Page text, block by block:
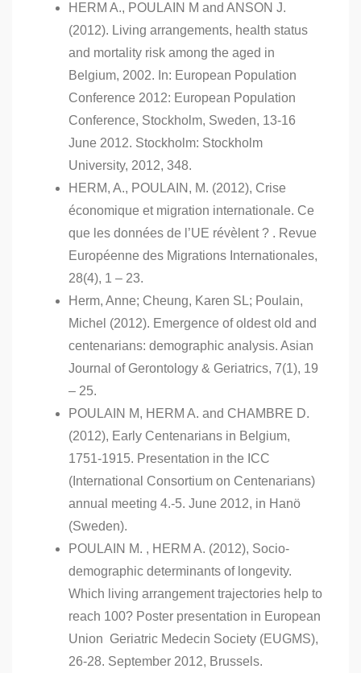
HERM A., POULAIN M and ANSON J.
(2012). Living arrangements, health status
and mortality risk among the aged in
Belgium, 2002. In: European Population
Conference 2012: European Population
Conference, Stockholm, Sweden, 13-16
June 2012. Stockholm: Stockholm
University, 2012, 348.
HERM, A., POULAIN, M. (2012), Crise
économique et migration internationale. Ce
que les données de l’UE révèlent ? . Revue
Européenne des Migrations Internationales,
28(4), 1 – 23.
Herm, Anne; Cheung, Karen SL; Poulain,
Michel (2012). Emergence of oldest old and
centenarians: demographic analysis. Asian
Journal of Gerontology & Geriatrics, 7(1), 19
– 25.
POULAIN M, HERM A. and CHAMBRE D.
(2012), Early Centenarians in Belgium,
1751-1915. Presentation in the ICC
(International Consortium on Centenarians)
annual meeting 4.-5. June 2012, in Hanö
(Sweden).
POULAIN M. , HERM A. (2012), Socio‐
demographic determinants of longevity.
Which living arrangement trajectories help to
reach 100? Poster presentation in European
Union Geriatric Medecin Society (EUGMS),
26-28. September 2012, Brussels.